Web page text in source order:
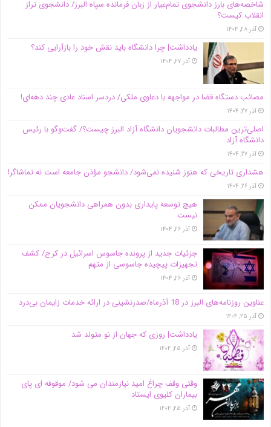
شاخصه‌های بارز دانشجوی تمام‌عیار از زبان فرمانده سپاه البرز/ دانشجوی تراز
انقلاب کیست؟
آذر ۲۸, ۱۴۰۴
یادداشت| چرا دانشگاه باید نقش خود را بازآرایی کند؟
آذر ۲۷, ۱۴۰۴
مصائب دستگاه قضا در مواجهه با دعاوی ملکی/ دردسر اسناد عادی چند‌ دهه‌ای!
آذر ۲۷, ۱۴۰۴
اصلی‌ترین مطالبات دانشجویان دانشگاه آزاد البرز چیست؟/ گفت‌وگو با رئیس
دانشگاه آز‌اد
آذر ۲۷, ۱۴۰۴
هشداری تاریخی که هنوز شنیده نمی‌شود/ دانشجو مؤذن جامعه است نه تماشاگر!
آذر ۲۶, ۱۴۰۴
هیچ توسعه پایداری بدون همراهی دانشجویان ممکن
نیست
آذر ۲۶, ۱۴۰۴
جزئیات جدید از پرونده جاسوس اسرائیل در کرج/‌ کشف
تجهیزات پیچیده جاسوسی از متهم
آذر ۲۶, ۱۴۰۴
عناوین روزنامه‌های البرز در ‌18 آذرماه/صدرنشینی در ارائه خدمات زایمان بی‌درد
آذر ۲۵, ۱۴۰۴
یادداشت| روزی که جهان از نو متولد شد
آذر ۲۵, ۱۴۰۴
وقتی وقف چراغ امید نیازمندان می شود/ موقوفه ای پای
بیماران کلیوی ایستاد
آذر ۲۵, ۱۴۰۴